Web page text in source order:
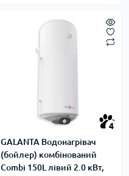
4
GALANTA Водонагрівач
(бойлер) комбінований
Combi 150L лівий 2.0 кВт,